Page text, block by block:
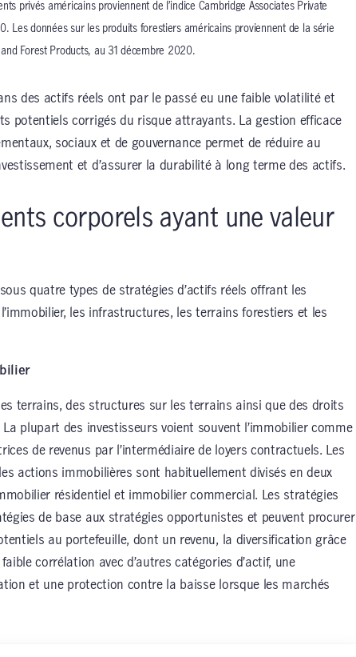
privés américains proviennent de l’indice Cambridge Associates Private
Les données sur les produits forestiers américains proviennent de la série
Forest Products, au 31 décembre 2020.
des actifs réels ont par le passé eu une faible volatilité et
potentiels corrigés du risque attrayants. La gestion efficace
sociaux et de gouvernance permet de réduire au
et d’assurer la durabilité à long terme des actifs.
corporels ayant une valeur
quatre types de stratégies d’actifs réels offrant les
les infrastructures, les terrains forestiers et les
terrains, des structures sur les terrains ainsi que des droits
plupart des investisseurs voient souvent l’immobilier comme
de revenus par l’intermédiaire de loyers contractuels. Les
actions immobilières sont habituellement divisés en deux
résidentiel et immobilier commercial. Les stratégies
de base aux stratégies opportunistes et peuvent procurer
au portefeuille, dont un revenu, la diversification grâce
corrélation avec d’autres catégories d’actif, une
et une protection contre la baisse lorsque les marchés